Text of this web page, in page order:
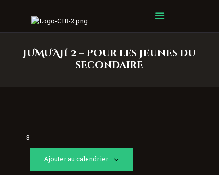
JUMU'AH 2 – Pour les jeunes du
secondaire
Centre Islamique Badr
3
Ajouter au calendrier